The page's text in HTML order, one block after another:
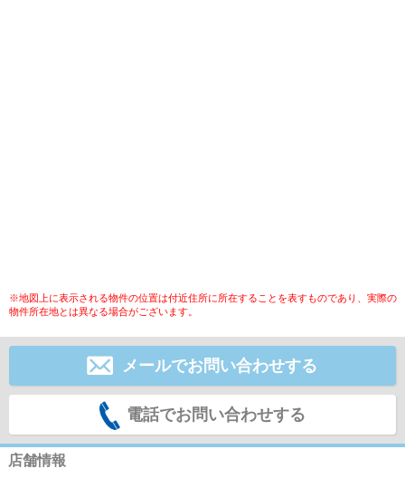
※地図上に表示される物件の位置は付近住所に所在することを表すものであり、実際の
物件所在地とは異なる場合がございます。
メールでお問い合わせする
電話でお問い合わせする
店舗情報